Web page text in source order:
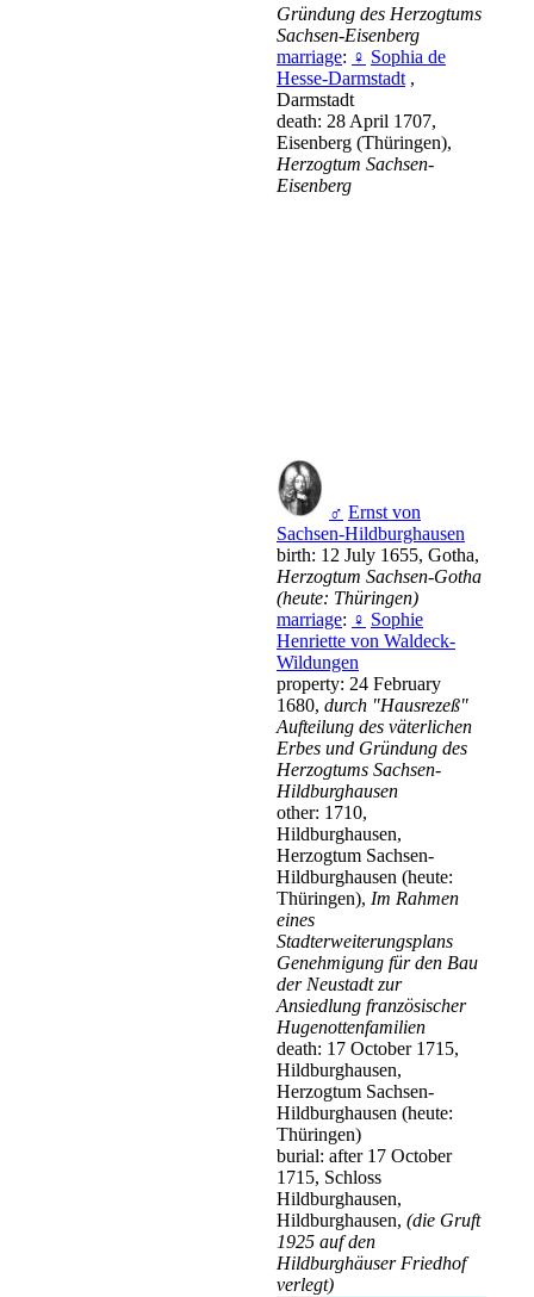
Gründung des Herzogtums
Sachsen-Eisenberg
marriage: ♀ Sophia de
Hesse-Darmstadt ,
Darmstadt
death: 28 April 1707,
Eisenberg (Thüringen),
Herzogtum Sachsen-
Eisenberg
♂ Ernst von
Sachsen-Hildburghausen
birth: 12 July 1655, Gotha,
Herzogtum Sachsen-Gotha
(heute: Thüringen)
marriage: ♀ Sophie
Henriette von Waldeck-
Wildungen
property: 24 February
1680, durch "Hausrezeß"
Aufteilung des väterlichen
Erbes und Gründung des
Herzogtums Sachsen-
Hildburghausen
other: 1710,
Hildburghausen,
Herzogtum Sachsen-
Hildburghausen (heute:
Thüringen), Im Rahmen
eines
Stadterweiterungsplans
Genehmigung für den Bau
der Neustadt zur
Ansiedlung französischer
Hugenottenfamilien
death: 17 October 1715,
Hildburghausen,
Herzogtum Sachsen-
Hildburghausen (heute:
Thüringen)
burial: after 17 October
1715, Schloss
Hildburghausen,
Hildburghausen, (die Gruft
1925 auf den
Hildburghäuser Friedhof
verlegt)